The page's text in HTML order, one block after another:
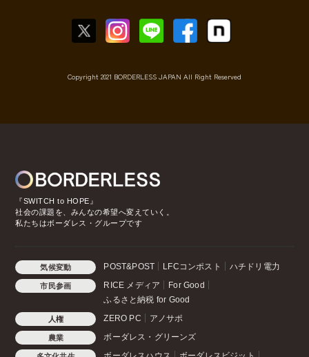
Copyright 2021 BORDERLESS JAPAN All Right Reserved
『SWITCH to HOPE』
社会の課題を、みんなの希望へ変えていく。
私たちはボーダレス・グループです
気候変動 POST&POST LFCコンポスト ハチドリ電力
市民参画 RICE メディア
For Good
ふるさと納税 for Good
人権 ZERO PC アノサポ
農業 ボーダレス・グリーンズ